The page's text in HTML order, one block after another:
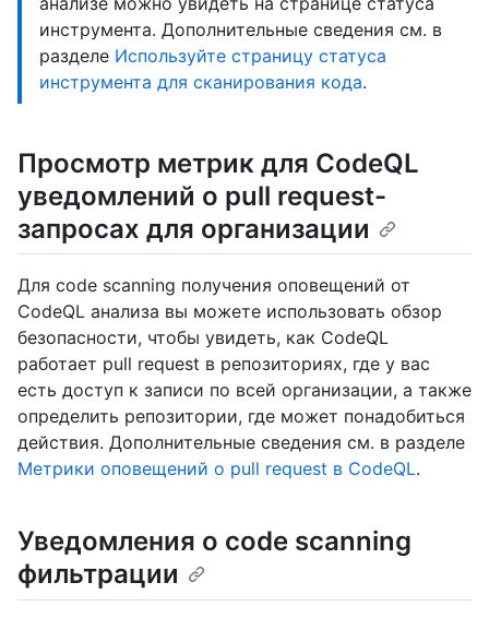
инструмента. Дополнительные сведения см. в
разделе Используйте страницу статуса
инструмента для сканирования кода.
Просмотр метрик для CodeQL
уведомлений о pull request-
запросах для организации
Для code scanning получения оповещений от
CodeQL анализа вы можете использовать обзор
безопасности, чтобы увидеть, как CodeQL
работает pull request в репозиториях, где у вас
есть доступ к записи по всей организации, а также
определить репозитории, где может понадобиться
действия. Дополнительные сведения см. в разделе
Метрики оповещений о pull request в CodeQL.
Уведомления о code scanning
фильтрации